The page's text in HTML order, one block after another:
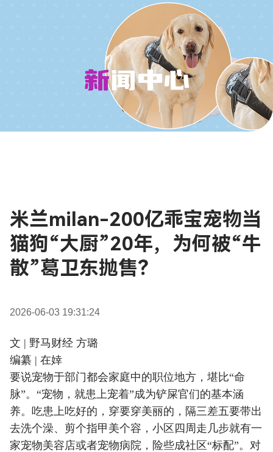
新闻中心
米兰milan-200亿乖宝宠物当
猫狗“大厨”20年，为何被“牛
散”葛卫东抛售？
2026-06-03 19:31:24
文 | 野马财经 方璐
编纂 | 在婞
要说宠物于部门都会家庭中的职位地方，堪比“命
脉”。“宠物，就患上宠着”成为铲屎官们的基本涵
养。吃患上吃好的，穿要穿美丽的，隔三差五要带出
去洗个澡、剪个指甲美个容，小区四周走几步就有一
家宠物美容店或者宠物病院，险些成社区“标配”。对